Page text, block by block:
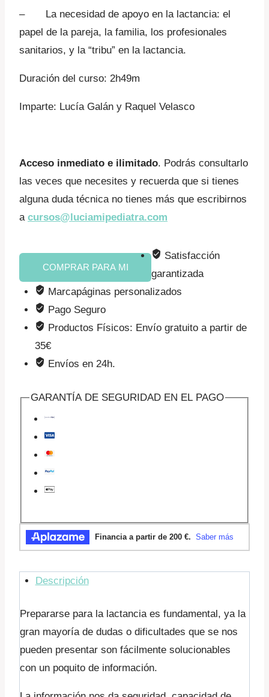
– La necesidad de apoyo en la lactancia: el
papel de la pareja, la familia, los profesionales
sanitarios, y la “tribu” en la lactancia.
Duración del curso: 2h49m
Imparte: Lucía Galán y Raquel Velasco
Acceso inmediato e ilimitado. Podrás consultarlo
las veces que necesites y recuerda que si tienes
alguna duda técnica no tienes más que escribirnos
a cursos@luciamipediatra.com
Lactancia
materna
(regalo)
cantidad
COMPRAR PARA MI
Satisfacción
garantizada
Marcapáginas personalizados
Pago Seguro
Productos Físicos: Envío gratuito a partir de
35€
Envíos en 24h.
GARANTÍA DE SEGURIDAD EN EL PAGO
Descripción
Prepararse para la lactancia es fundamental, ya la
gran mayoría de dudas o dificultades que se nos
pueden presentar son fácilmente solucionables
con un poquito de información.